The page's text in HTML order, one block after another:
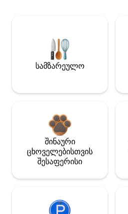
სამზარეულო
შინაური
ცხოველებისთვის
შესაფერისი